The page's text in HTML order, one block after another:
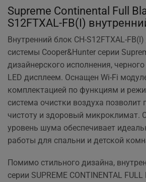
Supreme Continental Full
S12FTXAL-FB(I)
Внутренний блок CH-S12FTXAL-FB(I)
системы Cooper&Hunter серии
дизайнерского исполнения,
LED дисплеем. Оснащен Wi-Fi
комплектацией по функциям и
система очистки воздуха позволит
чистоту и здоровый микроклимат.
уровень шума обеспечивает
работы для спальни и детской
Помимо стильного дизайна,
серии SUPREME CONTINENTAL FULL